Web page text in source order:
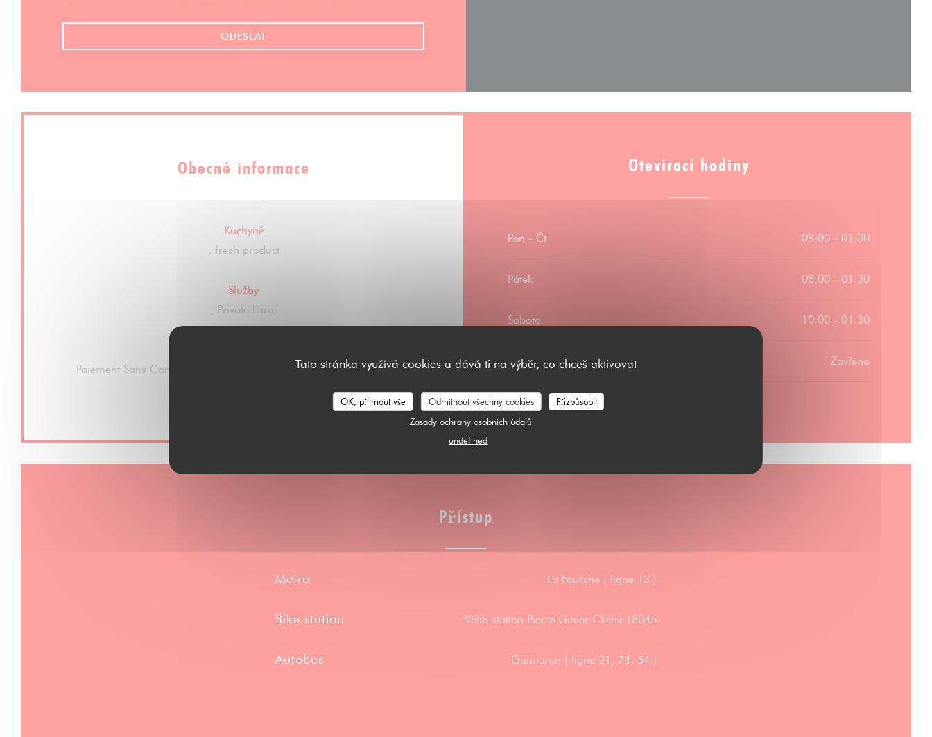
Tato stránka využívá cookies a dává ti na výběr, co chceš aktivovat
OK, přijmout vše Odmítnout všechny cookies
Přizpůsobit
Zásady ochrany osobních údajů
undefined
.
Obecné informace
Kuchyně
, fresh product
Služby
, Private Hire,
Paiement Sans ContactPaiement Sans Contact, Eurocard/Mastercard,
Otevírací hodiny
Pon - Čt 08:00 - 01:00
Pátek 08:00 - 01:30
Sobota 10:00 - 01:30
Neděle Zavřeno
Přístup
Metro La Fourche ( ligne 13 )
Bike station Vélib station Pierre Ginier Clichy 18045
Autobus Ganneron ( ligne 21, 74, 54 )